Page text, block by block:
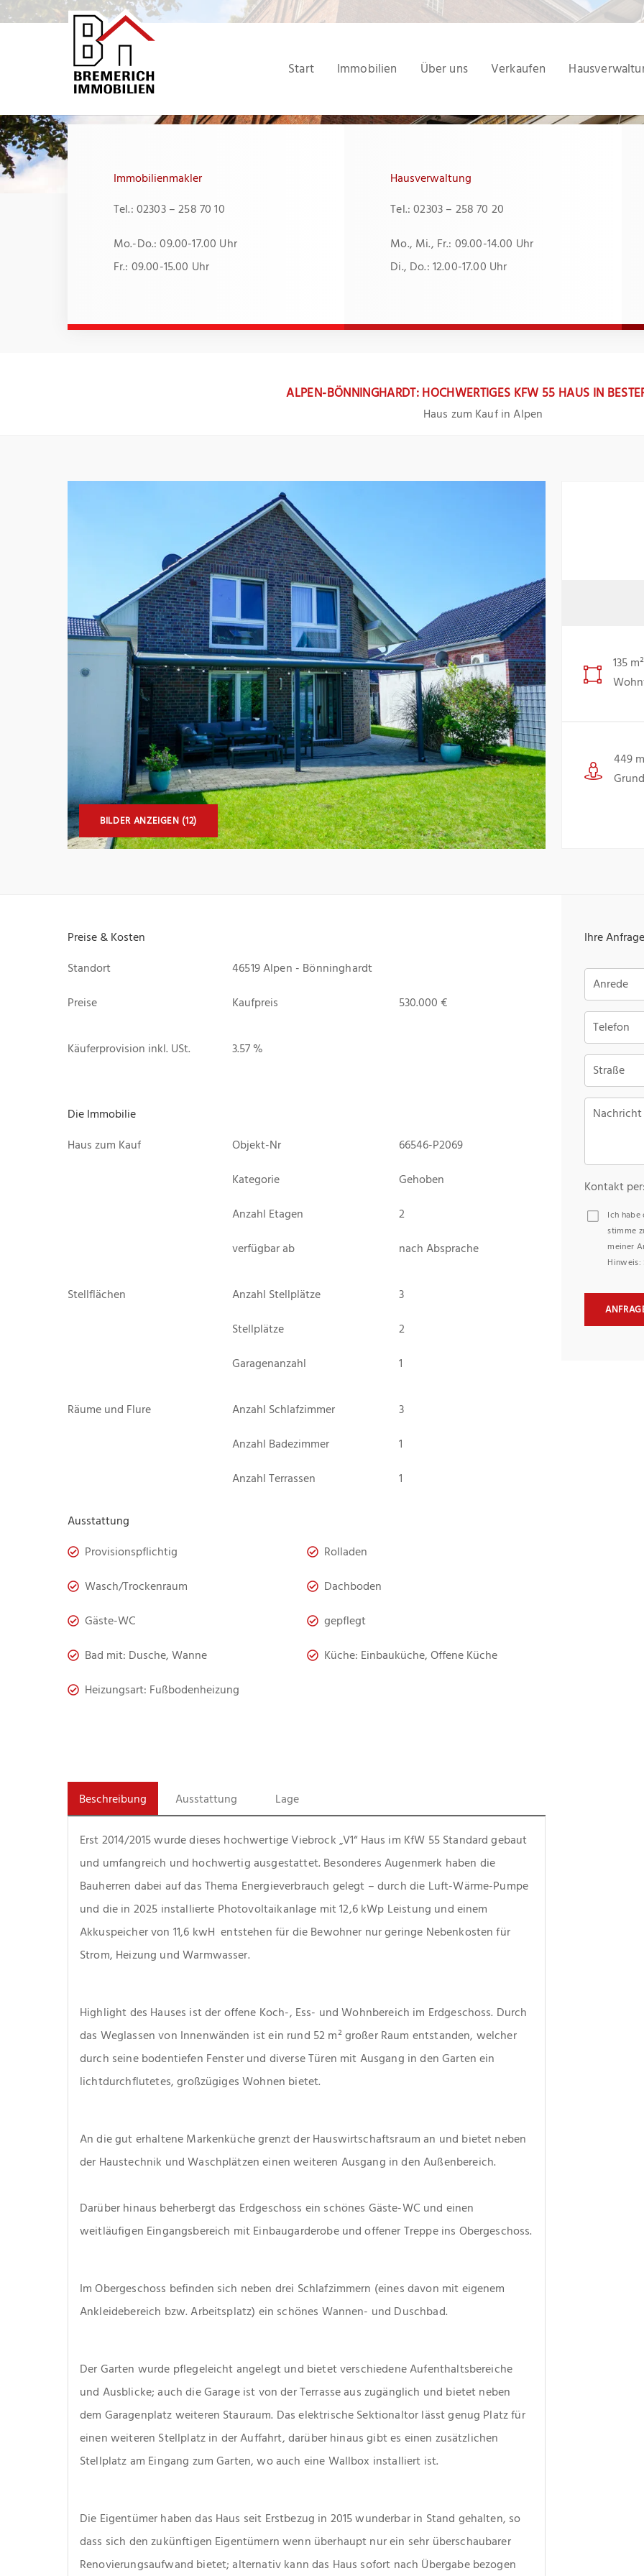
Zum
Start Immobilien Über uns Verkaufen
Immobilienmakler
Tel.: 02303 – 258 70 10
Mo.-Do.: 09.00-17.00 Uhr
Fr.: 09.00-15.00 Uhr
Hausverwaltung
Tel.: 02303 – 258 70 20
Mo., Mi., Fr.: 09.00-14.00 Uhr
Di., Do.: 12.00-17.00 Uhr
ALPEN-BÖNNINGHARDT: HOCHWERTIGES KFW 55 HAUS IN
Haus zum Kauf in Alpen
BILDER ANZEIGEN (12)
135 m²
449
Preise & Kosten
Standort
46519 Alpen - Bönninghardt
Preise
Kaufpreis 530.000 €
Käuferprovision inkl. USt. 3.57 %
Die Immobilie
Haus zum Kauf
Objekt-Nr
66546-P2069
Kategorie
Gehoben
Anzahl Etagen
2
verfügbar ab
nach Absprache
Stellflächen Anzahl Stellplätze
3
Stellplätze
2
Garagenanzahl
1
Räume und Flure Anzahl Schlafzimmer
3
Anzahl Badezimmer
1
Anzahl Terrassen
1
Ausstattung
Provisionspflichtig
Rolladen
Wasch/Trockenraum
Dachboden
Gäste-WC
gepflegt
Bad mit: Dusche, Wanne
Küche: Einbauküche, Offene Küche
Heizungsart: Fußbodenheizung
Beschreibung Ausstattung Lage
Erst 2014/2015 wurde dieses hochwertige Viebrock „V1“ Haus im KfW 55 Standard gebaut
und umfangreich und hochwertig ausgestattet. Besonderes Augenmerk haben die
Bauherren dabei auf das Thema Energieverbrauch gelegt – durch die Luft-Wärme-Pumpe
und die in 2025 installierte Photovoltaikanlage mit 12,6 kWp Leistung und einem
Akkuspeicher von 11,6 kwH  entstehen für die Bewohner nur geringe Nebenkosten für
Strom, Heizung und Warmwasser.
Highlight des Hauses ist der offene Koch-, Ess- und Wohnbereich im Erdgeschoss. Durch
das Weglassen von Innenwänden ist ein rund 52 m² großer Raum entstanden, welcher
durch seine bodentiefen Fenster und diverse Türen mit Ausgang in den Garten ein
lichtdurchflutetes, großzügiges Wohnen bietet.
An die gut erhaltene Markenküche grenzt der Hauswirtschaftsraum an und bietet neben
der Haustechnik und Waschplätzen einen weiteren Ausgang in den Außenbereich.
Darüber hinaus beherbergt das Erdgeschoss ein schönes Gäste-WC und einen
weitläufigen Eingangsbereich mit Einbaugarderobe und offener Treppe ins Obergeschoss.
Im Obergeschoss befinden sich neben drei Schlafzimmern (eines davon mit eigenem
Ankleidebereich bzw. Arbeitsplatz) ein schönes Wannen- und Duschbad.
Der Garten wurde pflegeleicht angelegt und bietet verschiedene Aufenthaltsbereiche
und Ausblicke; auch die Garage ist von der Terrasse aus zugänglich und bietet neben
dem Garagenplatz weiteren Stauraum. Das elektrische Sektionaltor lässt genug Platz für
einen weiteren Stellplatz in der Auffahrt, darüber hinaus gibt es einen zusätzlichen
Stellplatz am Eingang zum Garten, wo auch eine Wallbox installiert ist.
Die Eigentümer haben das Haus seit Erstbezug in 2015 wunderbar in Stand gehalten, so
dass sich den zukünftigen Eigentümern wenn überhaupt nur ein sehr überschaubarer
Renovierungsaufwand bietet; alternativ kann das Haus sofort nach Übergabe bezogen
Ihre Anfrage
Anrede
Telefon
Straße
Nachricht
Kontakt per:
Ich habe
stimme
meiner